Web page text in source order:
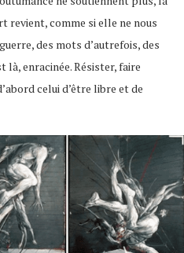
revient, comme si elle ne nous
des mots d’autrefois, des
enracinée. Résister, faire
celui d’être libre et de